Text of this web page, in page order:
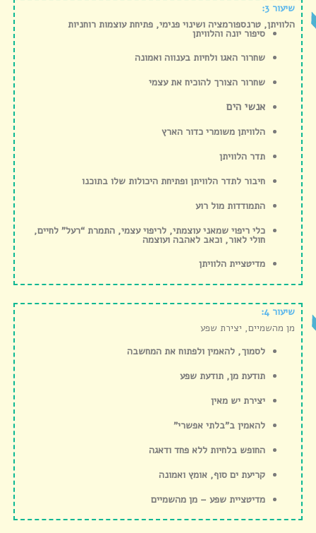
שיעור 3:
הלוויתן, טרנספורמציה ושינוי פנימי, פתיחת עוצמות רוחניות
סיפור יונה והלוויתן
שחרור האגו ולחיות בענווה ואמונה
שחרור הצורך להוכיח את עצמי
אנשי הים
הלוויתן משומרי כדור הארץ
תדר הלוויתן
חיבור לתדר הלוויתן ופתיחת היכולות שלו בתוכנו
התמודדות מול רוע
כלי ריפוי שמאני עוצמתי, לריפוי עצמי, התמרת “רעל” לחיים,
חולי לאור, וכאב לאהבה ועוצמה
מדיטציית הלוויתן
שיעור 4:
מן מהשמיים, יצירת שפע
לסמוך, להאמין ולפתוח את המחשבה
תודעת מן, תודעת שפע
יצירת יש מאין
להאמין ב”בלתי אפשרי”
החופש בלחיות ללא פחד ודאגה
קריעת ים סוף, אומץ ואמונה
מדיטציית שפע – מן מהשמיים